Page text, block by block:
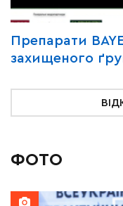
Препарати
захищеного
ФОТО